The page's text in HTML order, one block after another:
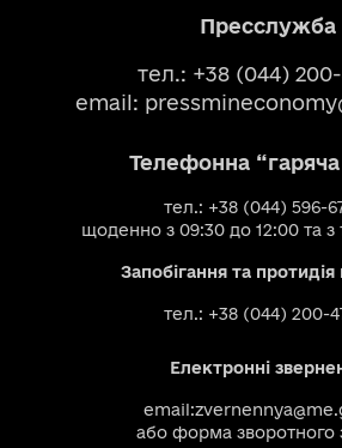
Пресслужба
тел.: +38 (044)
email:
Телефонна “гаряча
тел.: +38 (044) 596-
щоденно з 09:30 до 12:00 та з
Запобігання та протидія
тел.: +38 (044) 200-
Електронні
email:
або форма зворотного